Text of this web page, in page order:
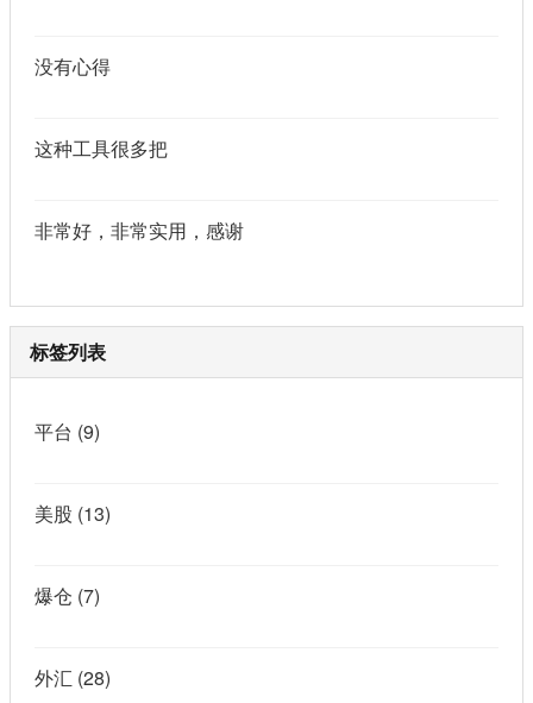
没有心得
这种工具很多把
非常好，非常实用，感谢
标签列表
平台 (9)
美股 (13)
爆仓 (7)
外汇 (28)